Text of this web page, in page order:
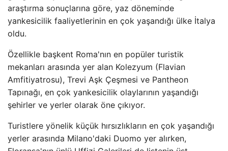
araştırma sonuçlarına göre, yaz döneminde
yankesicilik faaliyetlerinin en çok yaşandığı ülke İtalya
oldu.
Özellikle başkent Roma'nın en popüler turistik
mekanları arasında yer alan Kolezyum (Flavian
Amfitiyatrosu), Trevi Aşk Çeşmesi ve Pantheon
Tapınağı, en çok yankesicilik olaylarının yaşandığı
şehirler ve yerler olarak öne çıkıyor.
Turistlere yönelik küçük hırsızlıkların en çok yaşandığı
yerler arasında Milano'daki Duomo yer alırken,